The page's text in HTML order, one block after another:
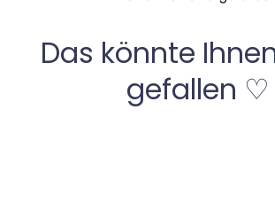
Das könnte
gefallen ♡